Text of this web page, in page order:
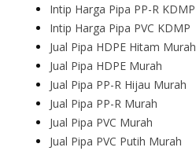
Intip Harga Pipa PP-R KDMP
Intip Harga Pipa PVC KDMP
Jual Pipa HDPE Hitam Murah
Jual Pipa HDPE Murah
Jual Pipa PP-R Hijau Murah
Jual Pipa PP-R Murah
Jual Pipa PVC Murah
Jual Pipa PVC Putih Murah